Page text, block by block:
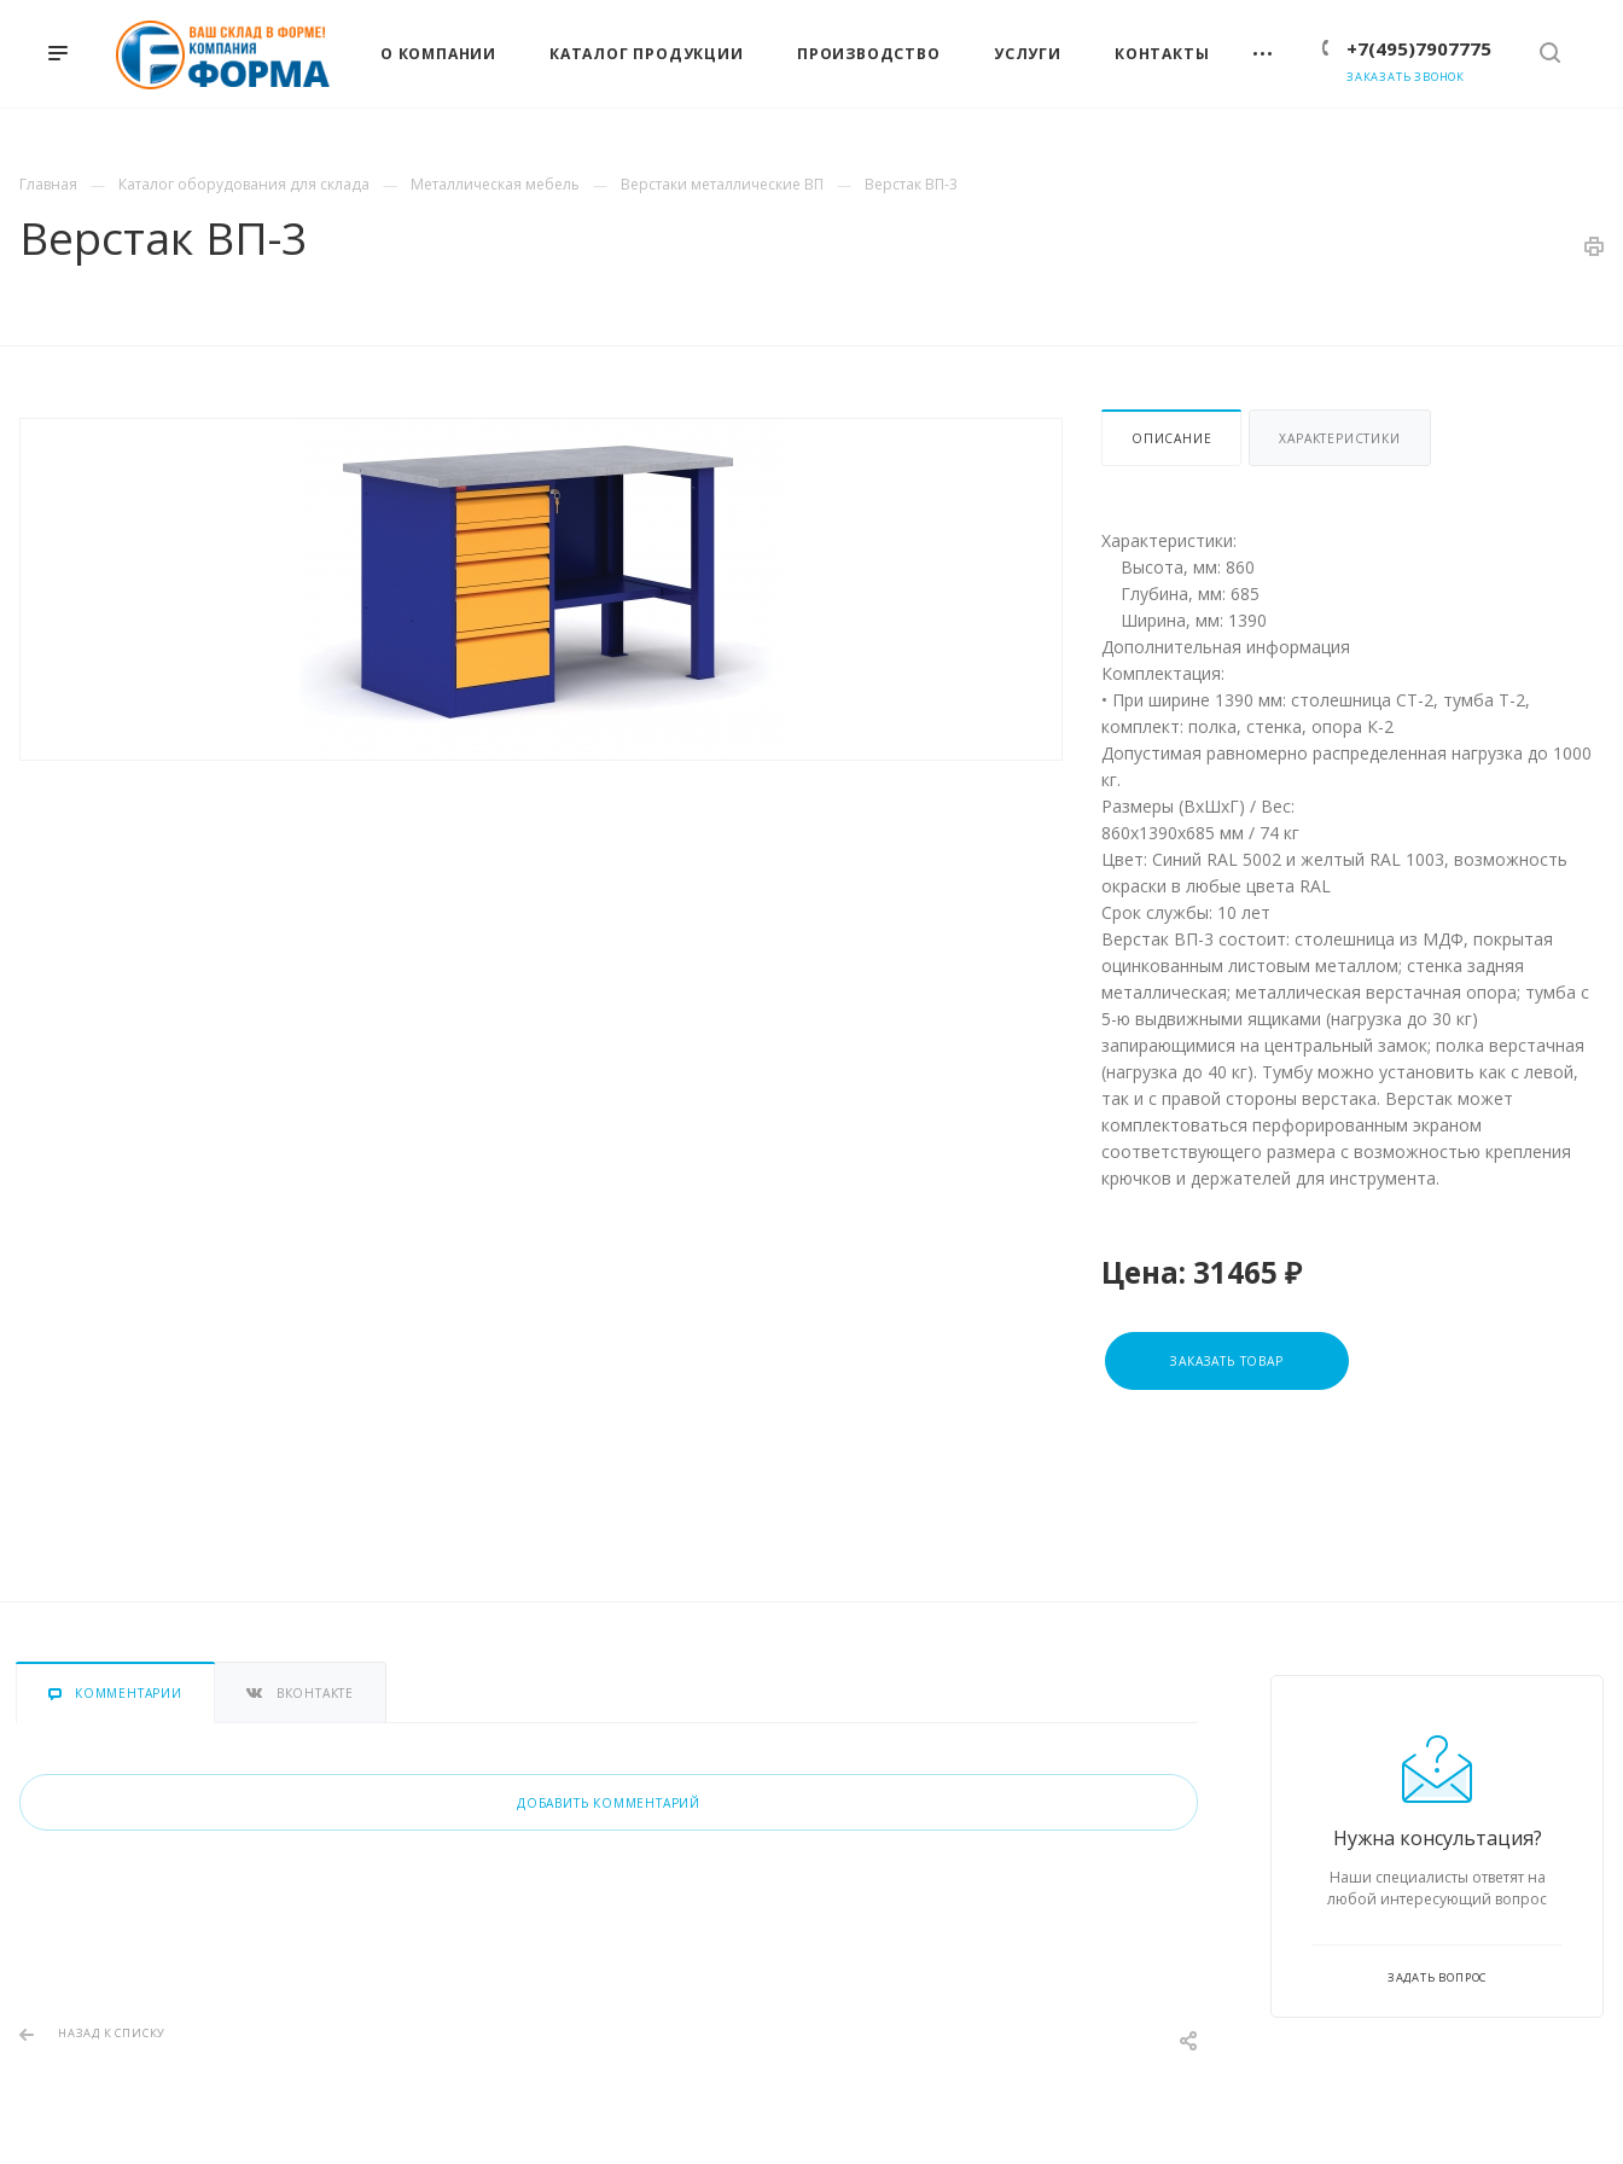
+7(495)7907775
ЗАКАЗАТЬ ЗВОНОК
О КОМПАНИИ КАТАЛОГ ПРОДУКЦИИ ПРОИЗВОДСТВО УСЛУГИ КОНТАКТЫ
Главная Каталог оборудования для склада Металлическая мебель Верстаки металлические ВП Верстак ВП-3
Верстак ВП-3
ОПИСАНИЕ ХАРАКТЕРИСТИКИ
Характеристики:
Высота, мм: 860
Глубина, мм: 685
Ширина, мм: 1390
Дополнительная информация
Комплектация:
• При ширине 1390 мм: cтолешница СТ-2, тумба Т-2,
комплект: полка, стенка, опора К-2
Допустимая равномерно распределенная нагрузка до 1000
кг.
Размеры (ВхШхГ) / Вес:
860x1390x685 мм / 74 кг
Цвет: Синий RAL 5002 и желтый RAL 1003, возможность
окраски в любые цвета RAL
Cрок службы: 10 лет
Верстак ВП-3 состоит: столешница из МДФ, покрытая
оцинкованным листовым металлом; стенка задняя
металлическая; металлическая верстачная опора; тумба с
5-ю выдвижными ящиками (нагрузка до 30 кг)
запирающимися на центральный замок; полка верстачная
(нагрузка до 40 кг). Тумбу можно установить как с левой,
так и с правой стороны верстака. Верстак может
комплектоваться перфорированным экраном
соответствующего размера с возможностью крепления
крючков и держателей для инструмента.
Цена: 31465 ₽
ЗАКАЗАТЬ ТОВАР
Нужна консультация?
Наши специалисты ответят на
любой интересующий вопрос
ЗАДАТЬ ВОПРОС
КОММЕНТАРИИ ВКОНТАКТЕ
ДОБАВИТЬ КОММЕНТАРИЙ
НАЗАД К СПИСКУ